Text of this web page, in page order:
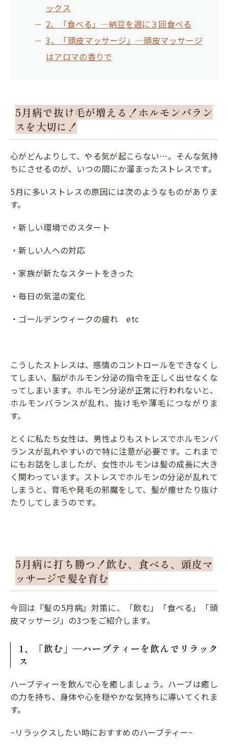
ックス
2、「食べる」―納豆を週に３回食べる
3、「頭皮マッサージ」―頭皮マッサージ
はアロマの香りで
5月病で抜け毛が増える！ ホルモンバラン
スを大切に！
心がどんよりして、やる気が起こらない…。そんな気持
ちにさせるのが、いつの間にか溜まったストレスです。
5月に多いストレスの原因には次のようなものがありま
す。
・新しい環境でのスタート
・新しい人への対応
・家族が新たなスタートをきった
・毎日の気温の変化
・ゴールデンウィークの疲れ etc
こうしたストレスは、感情のコントロールをできなくし
てしまい、脳がホルモン分泌の指令を正しく出せなくな
ってしまいます。ホルモン分泌が正常に行われないと、
ホルモンバランスが乱れ、抜け毛や薄毛につながりま
す。
とくに私たち女性は、男性よりもストレスでホルモンバ
ランスが乱れやすいので特に注意が必要です。これまで
にもお話をしましたが、女性ホルモンは髪の成長に大き
く関わっています。ストレスでホルモンの分泌が乱れて
しまうと、育毛や発毛の邪魔をして、髪が痩せたり抜け
たりしてしまうのです。
5月病に打ち勝つ！飲む、食べる、頭皮マ
ッサージで髪を育む
今回は『髪の5月病』対策に、「飲む」「食べる」「頭
皮マッサージ」の3つをご紹介します。
1、「飲む」―ハーブティーを飲んでリラック
ス
ハーブティーを飲んで心を癒しましょう。ハーブは癒し
の力を持ち、身体や心を穏やかな気持ちに導いてくれま
す。
~リラックスしたい時におすすめのハーブティー~